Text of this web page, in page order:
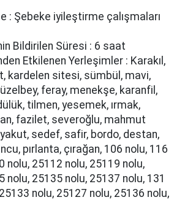
: Şebeke i̇yi̇leşti̇rme çalışmaları
Bildirilen Süresi : 6 saat
Etkilenen Yerleşimler : Karakıl,
kardelen si̇tesi̇, sümbül, mavi̇,
feray, menekşe, karanfi̇l,
ti̇lmen, yesemek, ırmak,
fazi̇let, severoğlu, mahmut
sedef, safi̇r, bordo, destan,
pırlanta, çırağan, 106 nolu, 116
nolu, 25112 nolu, 25119 nolu,
nolu, 25135 nolu, 25137 nolu, 131
nolu, 25127 nolu, 25136 nolu,